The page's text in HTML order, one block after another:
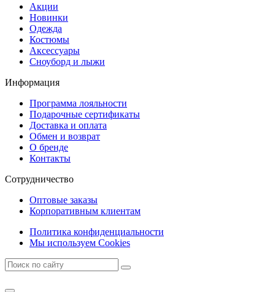
Акции
Новинки
Одежда
Костюмы
Аксессуары
Сноуборд и лыжи
Информация
Программа лояльности
Подарочные сертификаты
Доставка и оплата
Обмен и возврат
О бренде
Контакты
Сотрудничество
Оптовые заказы
Корпоративным клиентам
Политика конфиденциальности
Мы используем Cookies